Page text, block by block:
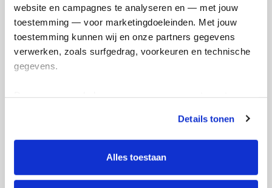
website en campagnes te analyseren en — met jouw
toestemming — voor marketingdoeleinden. Met jouw
toestemming kunnen wij en onze partners gegevens
verwerken, zoals surfgedrag, voorkeuren en technische
gegevens.
tonen. Je kunt je toestemming op elk moment wijzigen of
intrekken via Cookie instellingen onderaan de pagina. De
lijst met cookies is te vinden in het tabblad “details”.
Details tonen
Alles toestaan